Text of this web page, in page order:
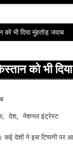
भी दिया मुंहतोड़ जवाब
को भी
देश नेशनल इंट्रेस्ट
कई देशों ने इस